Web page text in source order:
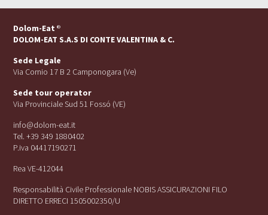
Dolom-Eat ®
DOLOM-EAT S.A.S DI CONTE VALENTINA & C.
Sede Legale
Via Cornio 17 B 2 Camponogara (Ve)
Sede tour operator
Via Provinciale Sud 51 Fossó (VE)
info@dolom-eat.it
Tel. +39 349 1880402
P.iva 04417190271
Rea VE-412044
Responsabilità Civile Professionale NOBIS ASSICURAZIONI FILO
DIRETTO ERRECI 1505002350/U